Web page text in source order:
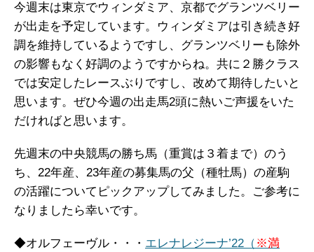
今週末は東京でウィンダミア、京都でグランツベリー
が出走を予定しています。ウィンダミアは引き続き好
調を維持しているようですし、グランツベリーも除外
の影響もなく好調のようですからね。共に２勝クラス
では安定したレースぶりですし、改めて期待したいと
思います。ぜひ今週の出走馬2頭に熱いご声援をいた
だければと思います。
先週末の中央競馬の勝ち馬（重賞は３着まで）のう
ち、22年産、23年産の募集馬の父（種牡馬）の産駒
の活躍についてピックアップしてみました。ご参考に
なりましたら幸いです。
◆オルフェーヴル・・・ エレナレジーナ’22（ ※満